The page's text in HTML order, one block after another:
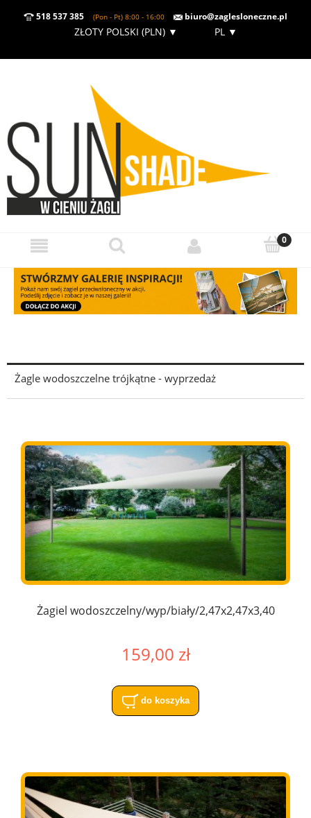
518 537 385 (Pon - Pt) 8:00 - 16:00 biuro@zaglesloneczne.pl
ZŁOTY POLSKI (PLN)▼ PL ▼
Żagle wodoszczelne trójkątne - wyprzedaż
Żagiel wodoszczelny/wyp/biały/2,47x2,47x3,40
159,00 zł
do koszyka